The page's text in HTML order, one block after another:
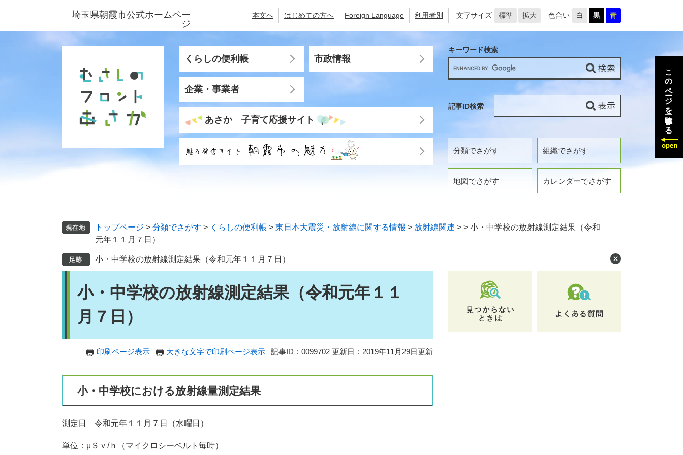
ジ
ュ
埼玉県朝霞市公式ホームペー
ジ
本文へ はじめての方へ Foreign Language 利用者別 文字サイズ 標準 拡大 色合い 白 黒 青
くらしの便利帳 市政情報
企業・事業者
あさか 子育て応援サイト
分類でさがす 組織でさがす
地図でさがす カレンダーでさがす
キーワード検索
記事ID検索
トップページ > 分類でさがす > くらしの便利帳 > 東日本大震災・放射線に関する情報 > 放射線関連 > > 小・中学校の放射線測定結果（令和
元年１１月７日）
小・中学校の放射線測定結果（令和元年１１月７日）
小・中学校の放射線測定結果（令和元年１１
月７日）
印刷ページ表示 大きな文字で印刷ページ表示 記事ID：0099702 更新日：2019年11月29日更新
小・中学校における放射線量測定結果
測定日 令和元年１１月７日（水曜日）
単位：μＳｖ/ｈ（マイクロシーベルト毎時）
このページを一時保存する